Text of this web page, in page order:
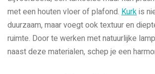
met een houten vloer of plafond. Kurkis
duurzaam, maar voegt ook textuur en
ruimte. Door te werken met natuurlijke
naast deze materialen, schep je een